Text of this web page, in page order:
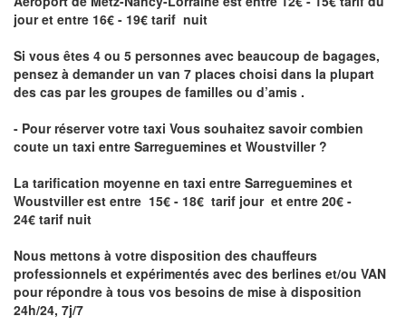
jour et entre 16€ - 19€ tarif nuit
Si vous êtes 4 ou 5 personnes avec beaucoup de bagages,
pensez à demander un van 7 places choisi dans la plupart
des cas par les groupes de familles ou d’amis .
- Pour réserver votre taxi Vous souhaitez savoircombien
coute un taxi entre Sarreguemines et Woustviller ?
La tarification moyenne en taxi entre Sarreguemines et
Woustviller est entre 15€ - 18€ tarif jour et entre 20€ -
24€ tarif nuit
Nous mettons à votre disposition des chauffeurs
professionnels et expérimentés avec des berlines et/ou VAN
pour répondre à tous vos besoins de mise à disposition
24h/24, 7j/7